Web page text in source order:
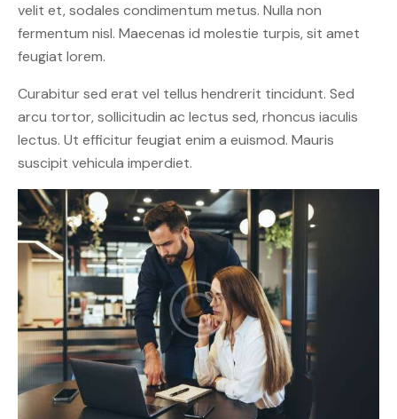
velit et, sodales condimentum metus. Nulla non
fermentum nisl. Maecenas id molestie turpis, sit amet
feugiat lorem.
Curabitur sed erat vel tellus hendrerit tincidunt. Sed
arcu tortor, sollicitudin ac lectus sed, rhoncus iaculis
lectus. Ut efficitur feugiat enim a euismod. Mauris
suscipit vehicula imperdiet.